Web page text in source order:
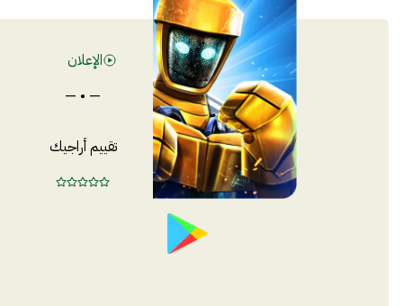
الإعلان
— • —
تقييم أراجيك